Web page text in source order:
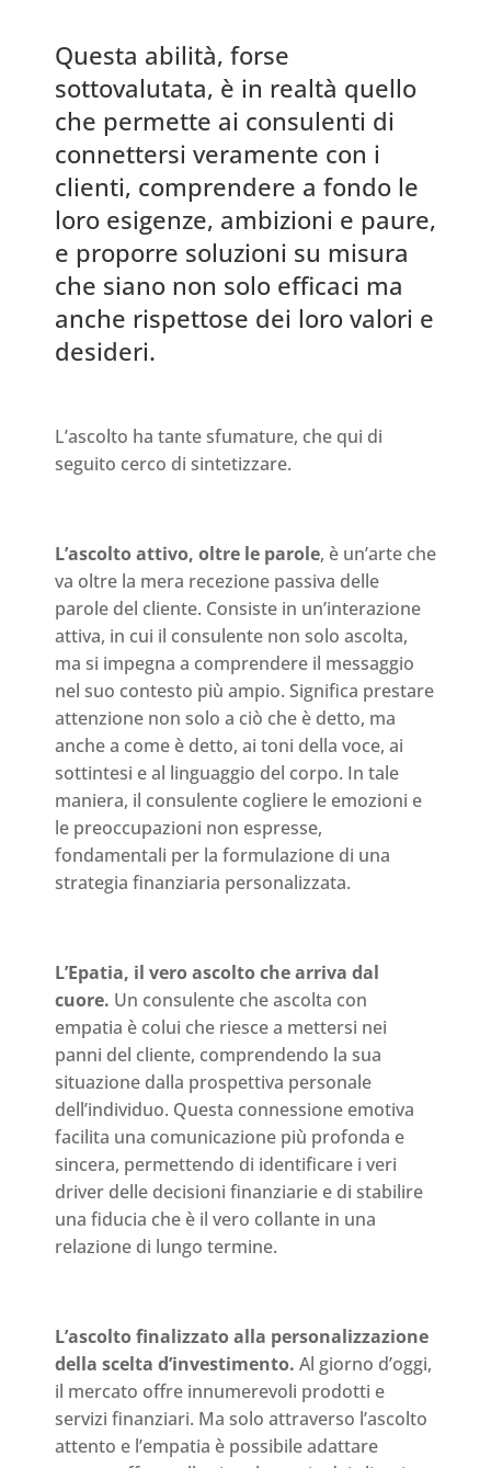
Questa abilità, forse
sottovalutata, è in realtà quello
che permette ai consulenti di
connettersi veramente con i
clienti, comprendere a fondo le
loro esigenze, ambizioni e paure,
e proporre soluzioni su misura
che siano non solo efficaci ma
anche rispettose dei loro valori e
desideri.
L’ascolto ha tante sfumature, che qui di
seguito cerco di sintetizzare.
L’ascolto attivo, oltre le parole, è un’arte che
va oltre la mera recezione passiva delle
parole del cliente. Consiste in un’interazione
attiva, in cui il consulente non solo ascolta,
ma si impegna a comprendere il messaggio
nel suo contesto più ampio. Significa prestare
attenzione non solo a ciò che è detto, ma
anche a come è detto, ai toni della voce, ai
sottintesi e al linguaggio del corpo. In tale
maniera, il consulente cogliere le emozioni e
le preoccupazioni non espresse,
fondamentali per la formulazione di una
strategia finanziaria personalizzata.
L’Epatia, il vero ascolto che arriva dal
cuore. Un consulente che ascolta con
empatia è colui che riesce a mettersi nei
panni del cliente, comprendendo la sua
situazione dalla prospettiva personale
dell’individuo. Questa connessione emotiva
facilita una comunicazione più profonda e
sincera, permettendo di identificare i veri
driver delle decisioni finanziarie e di stabilire
una fiducia che è il vero collante in una
relazione di lungo termine.
L’ascolto finalizzato alla personalizzazione
della scelta d’investimento. Al giorno d’oggi,
il mercato offre innumerevoli prodotti e
servizi finanziari. Ma solo attraverso l’ascolto
attento e l’empatia è possibile adattare